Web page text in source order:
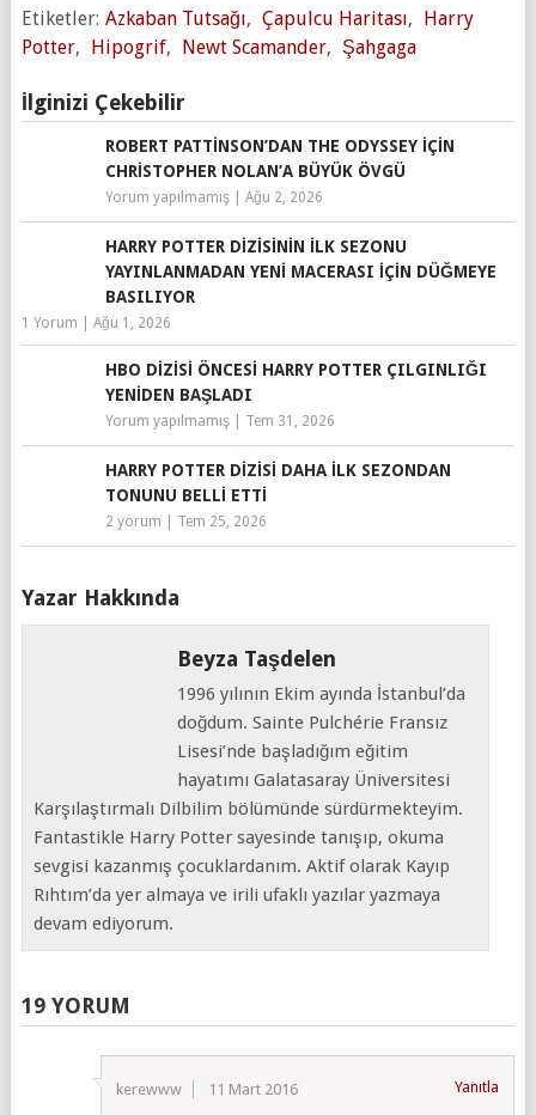
Etiketler: Azkaban Tutsağı, Çapulcu Haritası, Harry
Potter, Hipogrif, Newt Scamander, Şahgaga
İlginizi Çekebilir
ROBERT PATTINSON’DAN THE ODYSSEY IÇIN
CHRISTOPHER NOLAN’A BÜYÜK ÖVGÜ
Yorum yapılmamış| Ağu 2, 2026
HARRY POTTER DIZISININ İLK SEZONU
YAYINLANMADAN YENI MACERASI IÇIN DÜĞMEYE
BASILIYOR
1 Yorum Ağu 1, 2026
HBO DIZISI ÖNCESI HARRY POTTER ÇILGINLIĞI
YENIDEN BAŞLADI
Yorum yapılmamış| Tem 31, 2026
HARRY POTTER DIZISI DAHA İLK SEZONDAN
TONUNU BELLI ETTI
2 yorum Tem 25, 2026
Yazar Hakkında
Beyza Taşdelen
1996 yılının Ekim ayında İstanbul’da
doğdum. Sainte Pulchérie Fransız
Lisesi’nde başladığım eğitim
hayatımı Galatasaray Üniversitesi
Karşılaştırmalı Dilbilim bölümünde sürdürmekteyim.
Fantastikle Harry Potter sayesinde tanışıp, okuma
sevgisi kazanmış çocuklardanım. Aktif olarak Kayıp
Rıhtım’da yer almaya ve irili ufaklı yazılar yazmaya
devam ediyorum.
19 YORUM
kerewww 11 Mart 2016 Yanıtla